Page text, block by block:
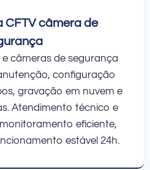
CFTV câmera de
câmeras de segurança
configuração
gravação em nuvem e
Atendimento técnico e
eficiente,
estável 24h.